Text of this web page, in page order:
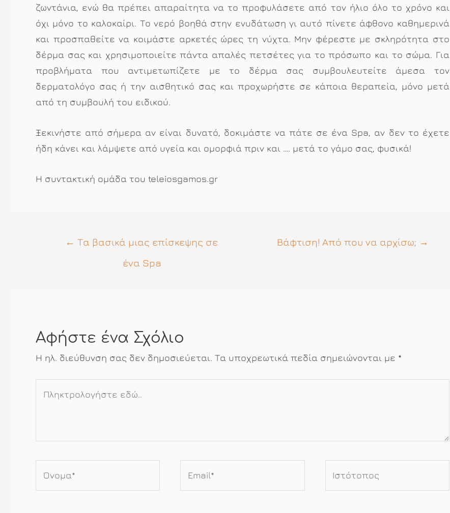
ζωντάνια, ενώ θα πρέπει απαραίτητα να το προφυλάσετε από τον ήλιο όλο το χρόνο και
όχι μόνο το καλοκαίρι. Το νερό βοηθά στην ενυδάτωση γι αυτό πίνετε άφθονο καθημερινά
και προσπαθείτε να κοιμάστε αρκετές ώρες τη νύχτα. Μην φέρεστε με σκληρότητα στο
δέρμα σας και χρησιμοποιείτε πάντα απαλές πετσέτες για το πρόσωπο και το σώμα. Για
προβλήματα που αντιμετωπίζετε με το δέρμα σας συμβουλευτείτε άμεσα τον
δερματολόγο σας ή την αισθητικό σας και προχωρήστε σε κάποια θεραπεία, μόνο μετά
από τη συμβουλή του ειδικού.
Ξεκινήστε από σήμερα αν είναι δυνατό, δοκιμάστε να πάτε σε ένα Spa, αν δεν το έχετε
ήδη κάνει και λάμψετε από υγεία και ομορφιά πριν και …. μετά το γάμο σας, φυσικά!
Η συντακτική ομάδα του teleiosgamos.gr
Πλοήγηση
← Τα βασικά μιας επίσκεψης σε
ένα Spa
Βάφτιση! Από που να αρχίσω; →
Αφήστε ένα Σχόλιο
Η ηλ. διεύθυνση σας δεν δημοσιεύεται. Τα υποχρεωτικά πεδία σημειώνονται με *